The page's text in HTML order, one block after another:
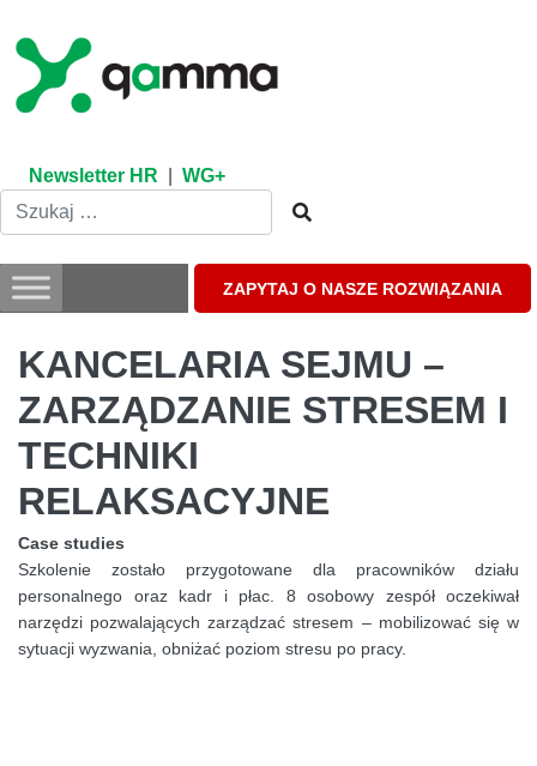
content
Newsletter HR WG+
ZAPYTAJ O NASZE ROZWIĄZANIA
KANCELARIA SEJMU –
ZARZĄDZANIE STRESEM I
TECHNIKI
RELAKSACYJNE
Case studies
Szkolenie zostało przygotowane dla pracowników działu
personalnego oraz kadr i płac. 8 osobowy zespół oczekiwał
narzędzi pozwalających zarządzać stresem – mobilizować się w
sytuacji wyzwania, obniżać poziom stresu po pracy.